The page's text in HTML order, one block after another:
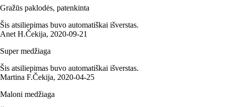
Gražūs paklodės, patenkinta
Šis atsiliepimas buvo automatiškai išverstas.
Anet H.Čekija, 2020‑09‑21
Super medžiaga
Šis atsiliepimas buvo automatiškai išverstas.
Martina F.Čekija, 2020‑04‑25
Maloni medžiaga